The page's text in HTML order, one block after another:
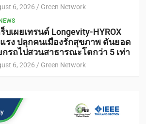
6, 2026 Green Network
บเผยเทรนด์ Longevity-HYROX
รง ปลุกคนเมืองรักสุขภาพ ดันยอด
กรถไปสวนสาธารณะโตกว่า 5 เท่า
6, 2026 Green Network